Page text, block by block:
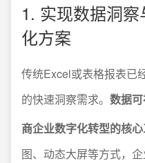
1. 实现数据洞
化方案
传统Excel或表格报表已
的快速洞察需求。 数据
商企业数字化转型的核
图、动态大屏等方式，